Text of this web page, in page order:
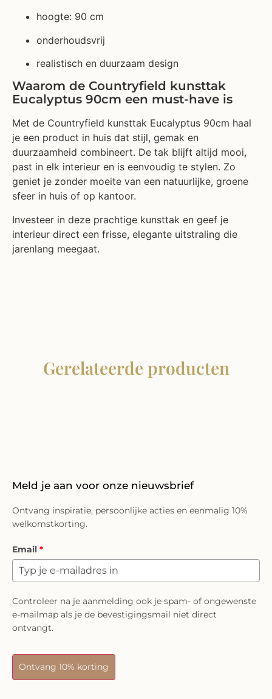
hoogte: 90 cm
onderhoudsvrij
realistisch en duurzaam design
Waarom de Countryfield kunsttak
Eucalyptus 90cm een must-have is
Met de Countryfield kunsttak Eucalyptus 90cm haal
je een product in huis dat stijl, gemak en
duurzaamheid combineert. De tak blijft altijd mooi,
past in elk interieur en is eenvoudig te stylen. Zo
geniet je zonder moeite van een natuurlijke, groene
sfeer in huis of op kantoor.
Investeer in deze prachtige kunsttak en geef je
interieur direct een frisse, elegante uitstraling die
jarenlang meegaat.
Gerelateerde producten
Meld je aan voor onze nieuwsbrief
Ontvang inspiratie, persoonlijke acties en eenmalig 10%
welkomstkorting.
Email *
Controleer na je aanmelding ook je spam- of ongewenste
e-mailmap als je de bevestigingsmail niet direct
ontvangt.
Ontvang 10% korting